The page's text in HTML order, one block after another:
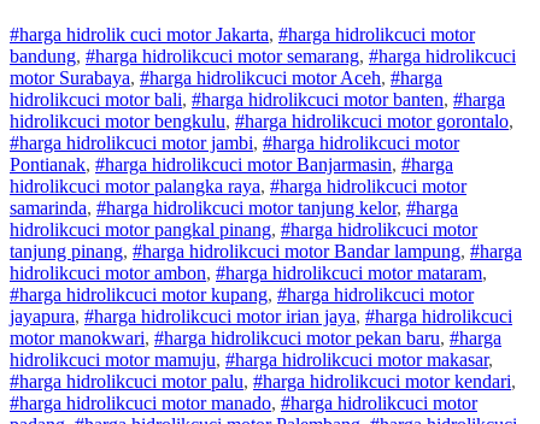
#harga hidrolik cuci motor Jakarta, #harga hidrolikcuci motor
bandung, #harga hidrolikcuci motorsemarang, #harga hidrolikcuci
motorSurabaya, #harga hidrolikcuci motorAceh, #harga
hidrolikcuci motorbali, #harga hidrolikcuci motorbanten, #harga
hidrolikcuci motorbengkulu, #harga hidrolikcuci motorgorontalo,
#harga hidrolikcuci motorjambi, #harga hidrolikcuci motor
Pontianak, #harga hidrolikcuci motorBanjarmasin, #harga
hidrolikcuci motorpalangka raya, #harga hidrolikcuci motor
samarinda, #harga hidrolikcuci motortanjung kelor, #harga
hidrolikcuci motorpangkal pinang, #harga hidrolikcuci motor
tanjung pinang, #harga hidrolikcuci motorBandar lampung, #harga
hidrolikcuci motorambon, #harga hidrolikcuci motormataram,
#harga hidrolikcuci motorkupang, #harga hidrolikcuci motor
jayapura, #harga hidrolikcuci motoririan jaya, #harga hidrolikcuci
motormanokwari, #harga hidrolikcuci motorpekan baru, #harga
hidrolikcuci motormamuju, #harga hidrolikcuci motormakasar,
#harga hidrolikcuci motorpalu, #harga hidrolikcuci motorkendari,
#harga hidrolikcuci motormanado, #harga hidrolikcuci motor